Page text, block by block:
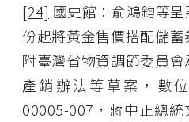
[24] 國史館：俞鴻鈞等
份起將黃金售價搭配儲
附臺灣省物資調節委員
產銷辦法等草案，數
00005-007，蔣中正總